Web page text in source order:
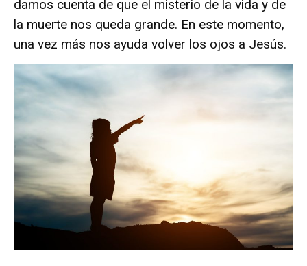
damos cuenta de que el misterio de la vida y de
la muerte nos queda grande. En este momento,
una vez más nos ayuda volver los ojos a Jesús.